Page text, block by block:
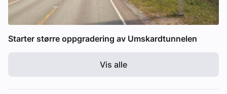
Starter større oppgradering av Umskardtunnelen
Vis alle